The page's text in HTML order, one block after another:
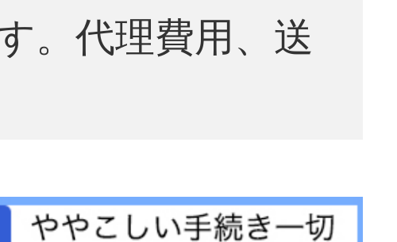
。代理費用、送